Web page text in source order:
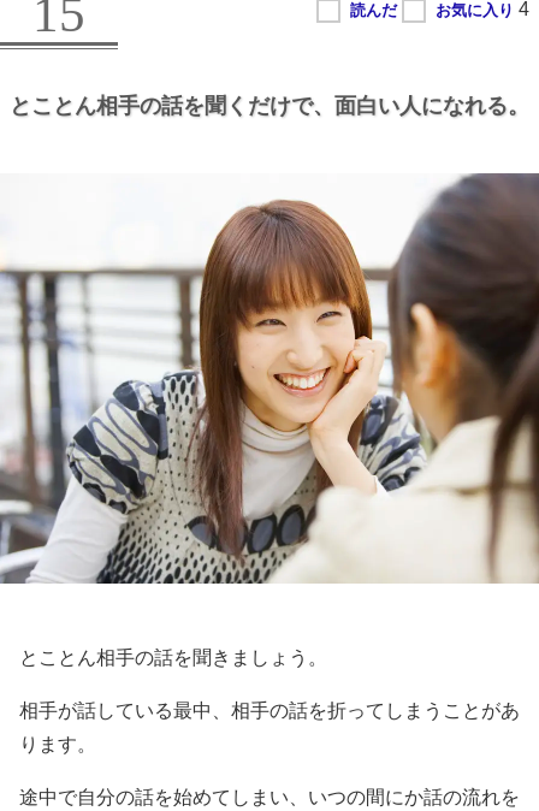
15
とことん相手の話を聞くだけで、 面白い人になれる。
とことん相手の話を聞きましょう。
相手が話している最中、相手の話を折ってしまうことがあ
ります。
途中で自分の話を始めてしまい、いつの間にか話の流れを